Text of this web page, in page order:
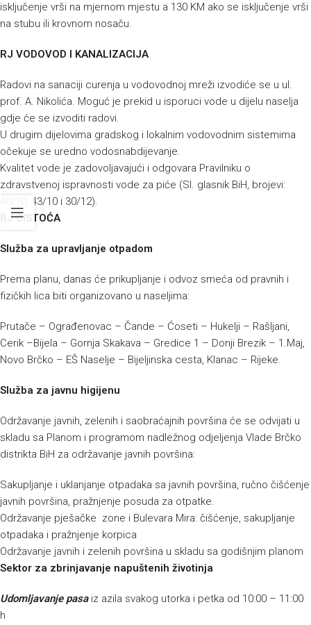
isključenje vrši na mjernom mjestu a 130 KM ako se isključenje vrši
na stubu ili krovnom nosaču.
RJ VODOVOD I KANALIZACIJA
Radovi na sanaciji curenja u vodovodnoj mreži izvodiće se u ul.
prof. A. Nikolića. Moguć je prekid u isporuci vode u dijelu naselja
gdje će se izvoditi radovi.
U drugim dijelovima gradskog i lokalnim vodovodnim sistemima
očekuje se uredno vodosnabdijevanje.
Kvalitet vode je zadovoljavajući i odgovara Pravilniku o
zdravstvenoj ispravnosti vode za piće (Sl. glasnik BiH, brojevi:
40/10, 43/10 i 30/12).
RJ ČISTOĆA
Služba za upravljanje otpadom
Prema planu, danas će prikupljanje i odvoz smeća od pravnih i
fizičkih lica biti organizovano u naseljima:
Prutače – Ograđenovac – Čande – Ćoseti – Hukelji – Rašljani,
Cerik –Bijela – Gornja Skakava – Gredice 1 – Donji Brezik – 1.Maj,
Novo Brčko – EŠ Naselje – Bijeljinska cesta, Klanac – Rijeke.
Služba za javnu higijenu
Održavanje javnih, zelenih i saobraćajnih površina će se odvijati u
skladu sa Planom i programom nadležnog odjeljenja Vlade Brčko
distrikta BiH za održavanje javnih površina:
Sakupljanje i uklanjanje otpadaka sa javnih površina, ručno čišćenje
javnih površina, pražnjenje posuda za otpatke.
Održavanje pješačke zone i Bulevara Mira: čišćenje, sakupljanje
otpadaka i pražnjenje korpica
Održavanje javnih i zelenih površina u skladu sa godišnjim planom
Sektor za zbrinjavanje napuštenih životinja
Udomljavanje pasaiz azila svakog utorka i petka od 10:00 – 11:00
h